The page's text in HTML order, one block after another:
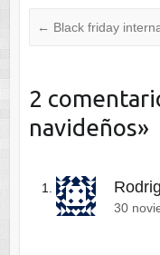
← Black friday
2
navideños»
30